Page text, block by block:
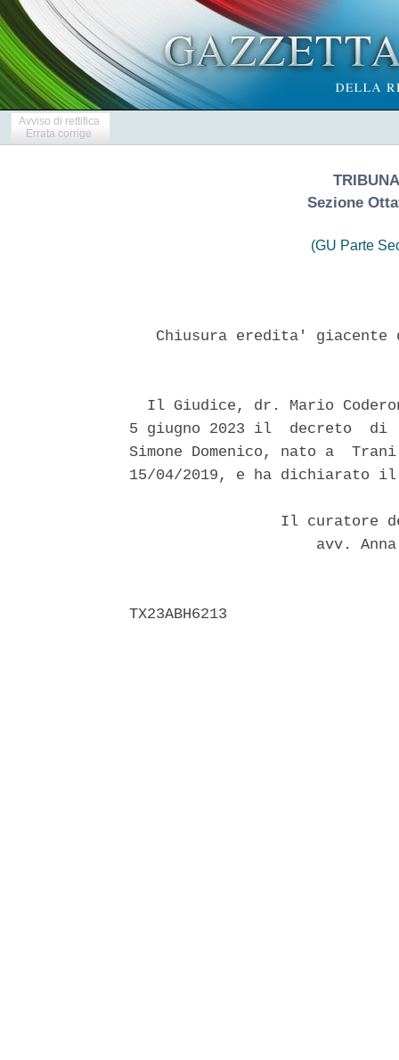
Avviso di rettifica
Errata corrige
Sezione
(GU Parte
Chiusura eredita'
Il Giudice, dr. Mario
5 giugno 2023 il  decreto
Simone Domenico, nato a
15/04/2019, e ha dichiarato
Il curatore
avv.